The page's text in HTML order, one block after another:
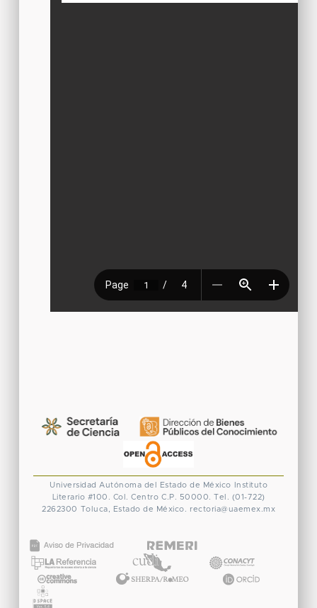
Universidad Autónoma del Estado de México
Instituto
Literario #100. Col. Centro C.P. 50000. Tel. (01-722)
2262300 Toluca, Estado de México. rectoria@uaemex.mx